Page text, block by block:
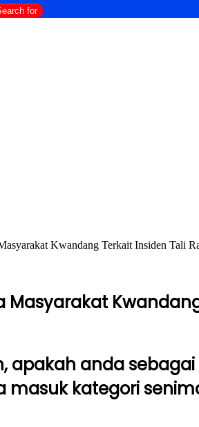
for
Kwandang Terkait Insiden Tali
Masyarakat
apakah anda
kategori